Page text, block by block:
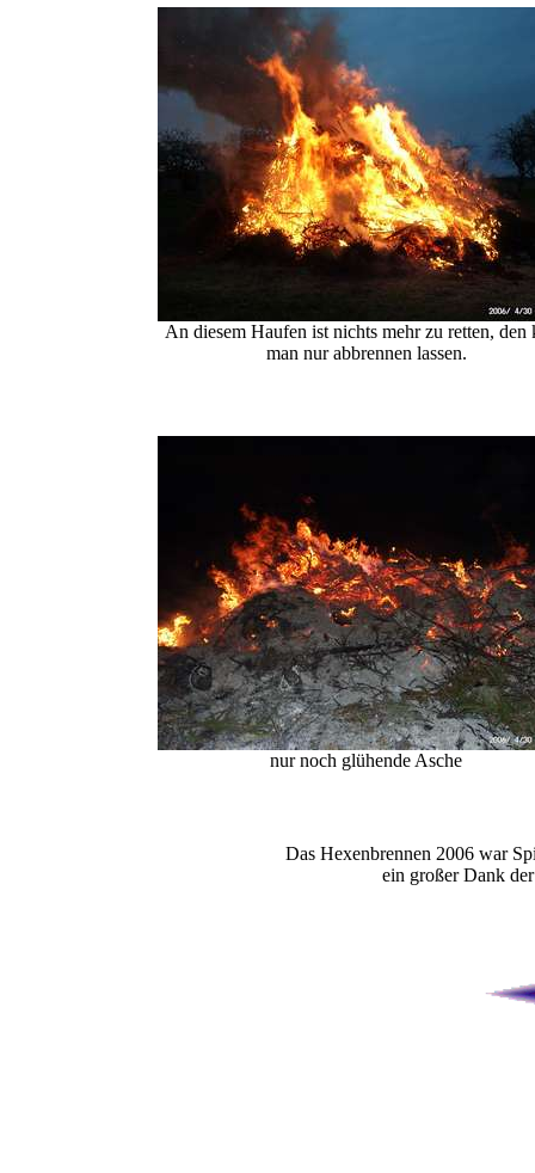
An diesem Haufen ist nichts mehr zu retten, den
man nur abbrennen lassen.
nur noch glühende Asche
Das Hexenbrennen 2006 war
ein großer Dank